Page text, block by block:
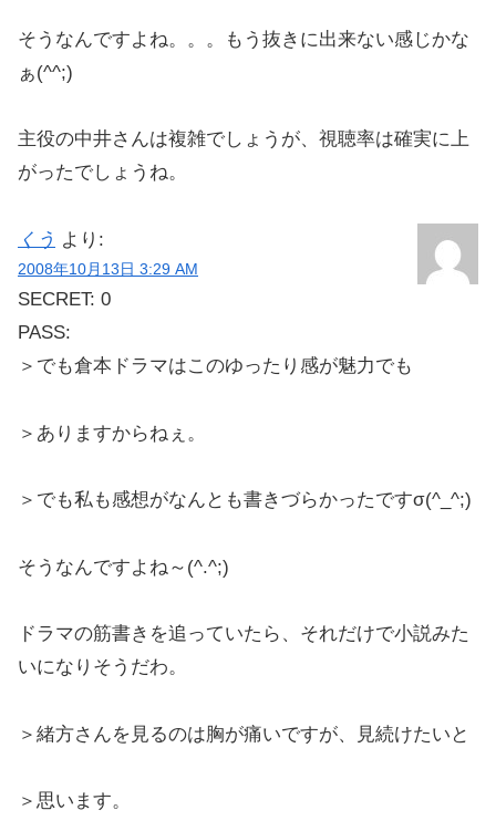
そうなんですよね。。。もう抜きに出来ない感じかな
ぁ(^^;)
主役の中井さんは複雑でしょうが、視聴率は確実に上
がったでしょうね。
くう より:
2008年10月13日 3:29 AM
SECRET: 0
PASS:
＞でも倉本ドラマはこのゆったり感が魅力でも
＞ありますからねぇ。
＞でも私も感想がなんとも書きづらかったですσ(^_^;)
そうなんですよね～(^.^;)
ドラマの筋書きを追っていたら、それだけで小説みた
いになりそうだわ。
＞緒方さんを見るのは胸が痛いですが、見続けたいと
＞思います。